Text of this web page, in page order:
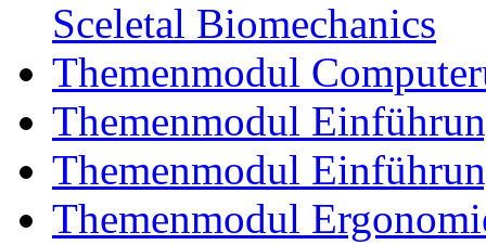
Sceletal Biomechanics
Themenmodul
Themenmodul
Themenmodul
Themenmodul